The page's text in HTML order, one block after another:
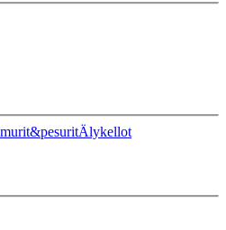
Älykellot